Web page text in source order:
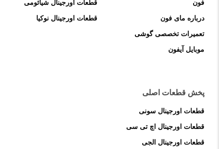
فون
درباره مای فون
تعمیرات تخصصی گوشی
موبایل آیفون
قطعات اورجینال شیائومی
قطعات اورجینال نوکیا
پخش قطعات اصلی
قطعات اورجینال سونی
قطعات اورجینال اچ تی سی
قطعات اورجینال الجی